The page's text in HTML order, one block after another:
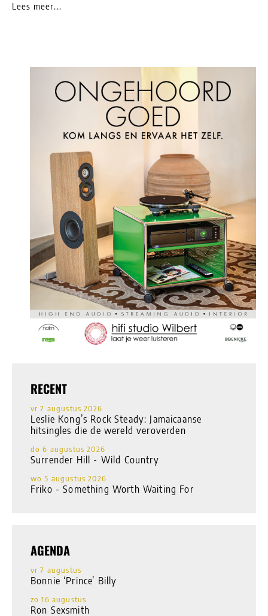
Lees meer...
RECENT
vr 7 augustus 2026
Leslie Kong’s Rock Steady: Jamaicaanse
hitsingles die de wereld veroverden
do 6 augustus 2026
Surrender Hill - Wild Country
wo 5 augustus 2026
Friko - Something Worth Waiting For
AGENDA
vr 7 augustus
Bonnie ‘Prince’ Billy
zo 16 augustus
Ron Sexsmith